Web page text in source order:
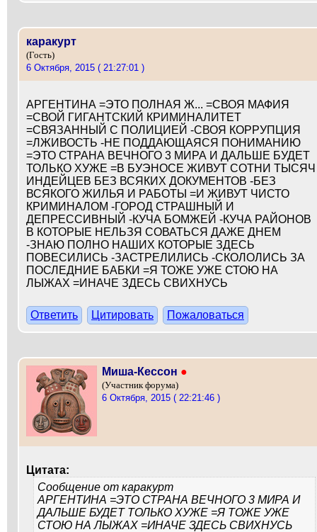
каракурт
(Гость)
6 Октября, 2015 ( 21:27:01 )
АРГЕНТИНА =ЭТО ПОЛНАЯ Ж... =СВОЯ МАФИЯ
=СВОЙ ГИГАНТСКИЙ КРИМИНАЛИТЕТ
=СВЯЗАННЫЙ С ПОЛИЦИЕЙ -СВОЯ КОРРУПЦИЯ
=ЛЖИВОСТЬ -НЕ ПОДДАЮЩАЯСЯ ПОНИМАНИЮ
=ЭТО СТРАНА ВЕЧНОГО 3 МИРА И ДАЛЬШЕ БУДЕТ
ТОЛЬКО ХУЖЕ =В БУЭНОСЕ ЖИВУТ СОТНИ ТЫСЯЧ
ИНДЕЙЦЕВ БЕЗ ВСЯКИХ ДОКУМЕНТОВ -БЕЗ
ВСЯКОГО ЖИЛЬЯ И РАБОТЫ =И ЖИВУТ ЧИСТО
КРИМИНАЛОМ -ГОРОД СТРАШНЫЙ И
ДЕПРЕССИВНЫЙ -КУЧА БОМЖЕЙ -КУЧА РАЙОНОВ
В КОТОРЫЕ НЕЛЬЗЯ СОВАТЬСЯ ДАЖЕ ДНЕМ
-ЗНАЮ ПОЛНО НАШИХ КОТОРЫЕ ЗДЕСЬ
ПОВЕСИЛИСЬ -ЗАСТРЕЛИЛИСЬ -СКОЛОЛИСЬ ЗА
ПОСЛЕДНИЕ БАБКИ =Я ТОЖЕ УЖЕ СТОЮ НА
ЛЫЖАХ =ИНАЧЕ ЗДЕСЬ СВИХНУСЬ
Ответить Цитировать Пожаловаться
Миша-Кессон ●
(Участник форума)
6 Октября, 2015 ( 22:21:46 )
Цитата:
Сообщение от каракурт
АРГЕНТИНА =ЭТО СТРАНА ВЕЧНОГО 3 МИРА И
ДАЛЬШЕ БУДЕТ ТОЛЬКО ХУЖЕ =Я ТОЖЕ УЖЕ
СТОЮ НА ЛЫЖАХ =ИНАЧЕ ЗДЕСЬ СВИХНУСЬ